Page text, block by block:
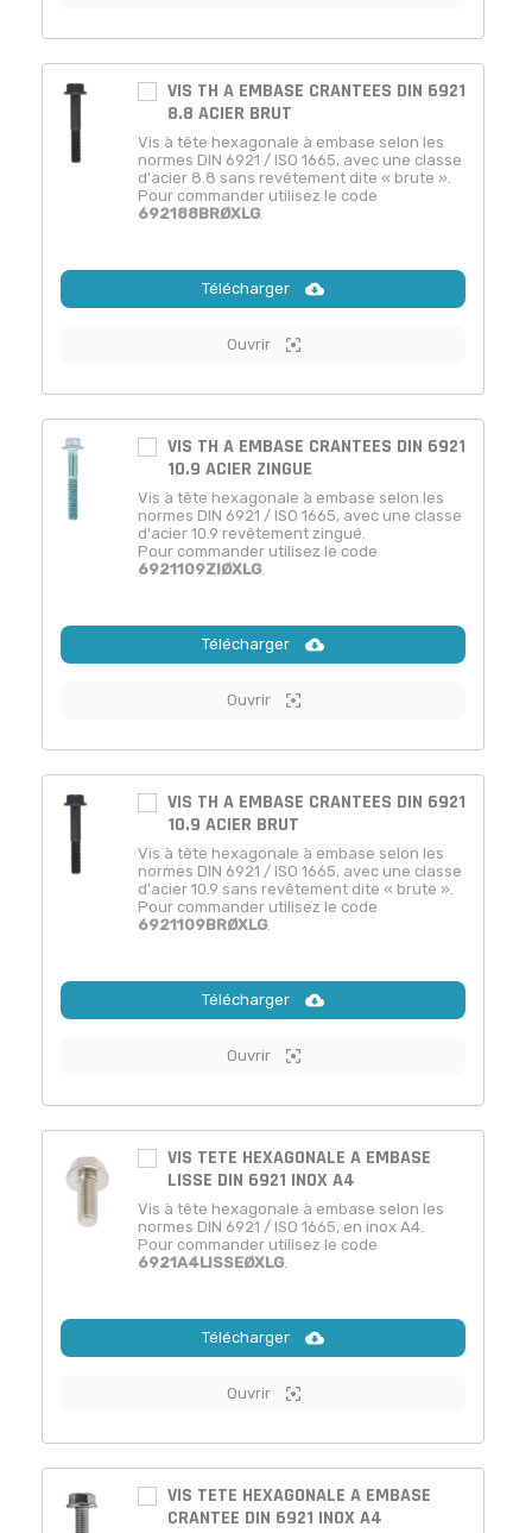
VIS TH A EMBASE CRANTEES DIN 6921
8.8 ACIER BRUT
Vis à tête hexagonale à embase selon les
normes DIN 6921 / ISO 1665, avec une classe
d'acier 8.8 sans revêtement dite « brute ».
Pour commander utilisez le code
692188BRØXLG.
Télécharger
Ouvrir
VIS TH A EMBASE CRANTEES DIN 6921
10.9 ACIER ZINGUE
Vis à tête hexagonale à embase selon les
normes DIN 6921 / ISO 1665, avec une classe
d'acier 10.9 revêtement zingué.
Pour commander utilisez le code
6921109ZIØXLG.
Télécharger
Ouvrir
VIS TH A EMBASE CRANTEES DIN 6921
10.9 ACIER BRUT
Vis à tête hexagonale à embase selon les
normes DIN 6921 / ISO 1665, avec une classe
d'acier 10.9 sans revêtement dite « brute ».
Pour commander utilisez le code
6921109BRØXLG.
Télécharger
Ouvrir
VIS TETE HEXAGONALE A EMBASE
LISSE DIN 6921 INOX A4
Vis à tête hexagonale à embase selon les
normes DIN 6921 / ISO 1665, en inox A4.
Pour commander utilisez le code
6921A4LISSEØXLG.
Télécharger
Ouvrir
VIS TETE HEXAGONALE A EMBASE
CRANTEE DIN 6921 INOX A4